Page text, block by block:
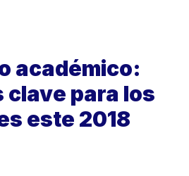
académico:
clave para los
este 2018